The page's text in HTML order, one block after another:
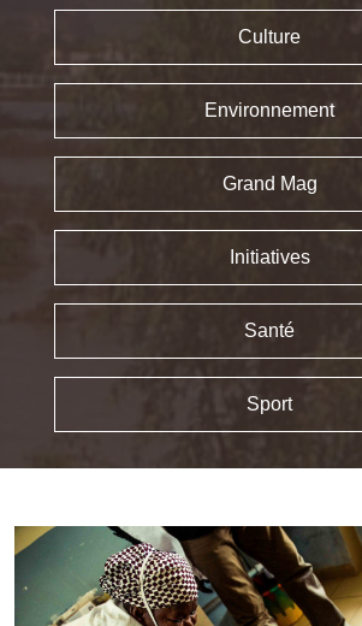
Culture
Environnement
Grand Mag
Initiatives
Santé
Sport